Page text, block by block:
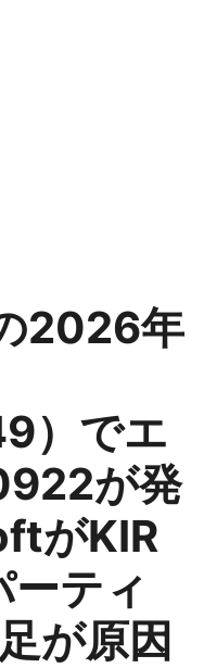
2026年
）でエ
が発
がKIR
ーティ
が原因